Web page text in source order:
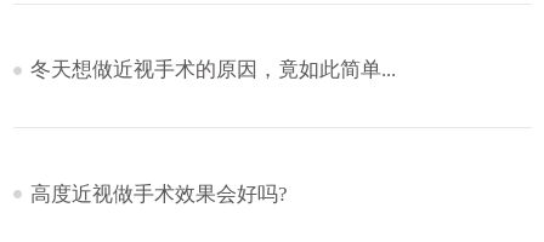
冬天想做近视手术的原因，竟如此简单...
高度近视做手术效果会好吗?